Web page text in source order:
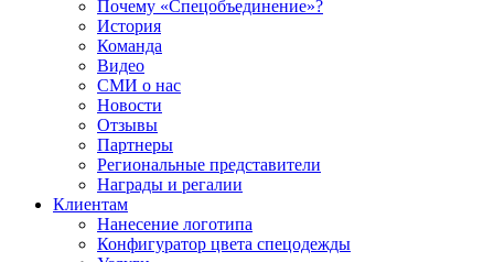
Почему «Спецобъединение»?
История
Команда
Видео
СМИ о нас
Новости
Отзывы
Партнеры
Региональные представители
Награды и регалии
Клиентам
Нанесение логотипа
Конфигуратор цвета спецодежды